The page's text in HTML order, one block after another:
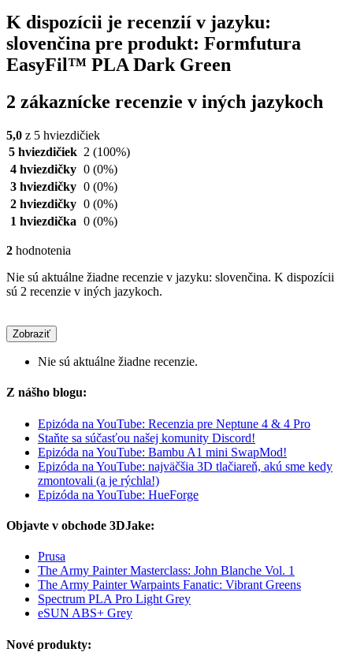
K dispozícii je recenzií v jazyku:
slovenčina pre produkt: Formfutura
EasyFil™ PLA Dark Green
2 zákaznícke recenzie v iných jazykoch
5,0 z 5 hviezdičiek
5 hviezdičiek 2 (100%)
4 hviezdičky 0 (0%)
3 hviezdičky 0 (0%)
2 hviezdičky 0 (0%)
1 hviezdička 0 (0%)
2 hodnotenia
Nie sú aktuálne žiadne recenzie v jazyku: slovenčina. K dispozícii
sú 2 recenzie v iných jazykoch.
Zobraziť
Nie sú aktuálne žiadne recenzie.
Z nášho blogu:
Epizóda na YouTube: Recenzia pre Neptune 4 & 4 Pro
Staňte sa súčasťou našej komunity Discord!
Epizóda na YouTube: Bambu A1 mini SwapMod!
Epizóda na YouTube: najväčšia 3D tlačiareň, akú sme kedy
zmontovali (a je rýchla!)
Epizóda na YouTube: HueForge
Objavte v obchode 3DJake:
Prusa
The Army Painter Masterclass: John Blanche Vol. 1
The Army Painter Warpaints Fanatic: Vibrant Greens
Spectrum PLA Pro Light Grey
eSUN ABS+ Grey
Nové produkty: